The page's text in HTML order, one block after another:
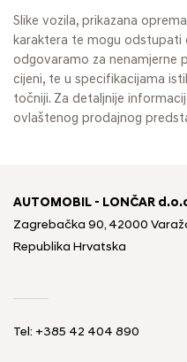
Slike vozila, prikazana
karaktera te mogu odstupati
odgovaramo za nenamjerne
cijeni, te u specifikacijama
točniji. Za detaljnije
ovlaštenog prodajnog
AUTOMOBIL - LONČAR
Zagrebačka 90, 42000
Republika Hrvatska
Tel: +385 42 404 890